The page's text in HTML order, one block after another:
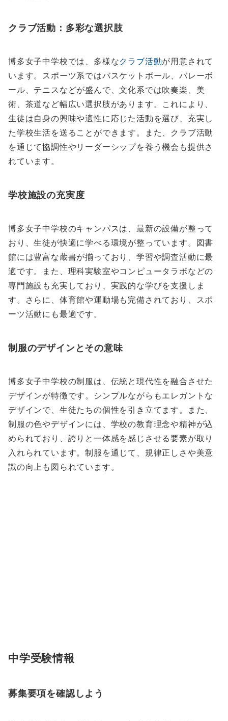
クラブ活動：多彩な選択肢
博多女子中学校では、多様なクラブ活動が用意されて
います。スポーツ系ではバスケットボール、バレーボ
ール、テニスなどが盛んで、文化系では吹奏楽、美
術、茶道など幅広い選択肢があります。これにより、
生徒は自身の興味や適性に応じた活動を選び、充実し
た学校生活を送ることができます。また、クラブ活動
を通じて協調性やリーダーシップを養う機会も提供さ
れています。
学校施設の充実度
博多女子中学校のキャンパスは、最新の設備が整って
おり、生徒が快適に学べる環境が整っています。図書
館には豊富な蔵書が揃っており、学習や調査活動に最
適です。また、理科実験室やコンピュータラボなどの
専門施設も充実しており、実践的な学びを支援しま
す。さらに、体育館や運動場も完備されており、スポ
ーツ活動にも最適です。
制服のデザインとその意味
博多女子中学校の制服は、伝統と現代性を融合させた
デザインが特徴です。シンプルながらもエレガントな
デザインで、生徒たちの個性を引き立てます。また、
制服の色やデザインには、学校の教育理念や精神が込
められており、誇りと一体感を感じさせる要素が取り
入れられています。制服を通じて、規律正しさや美意
識の向上も図られています。
中学受験情報
募集要項を確認しよう